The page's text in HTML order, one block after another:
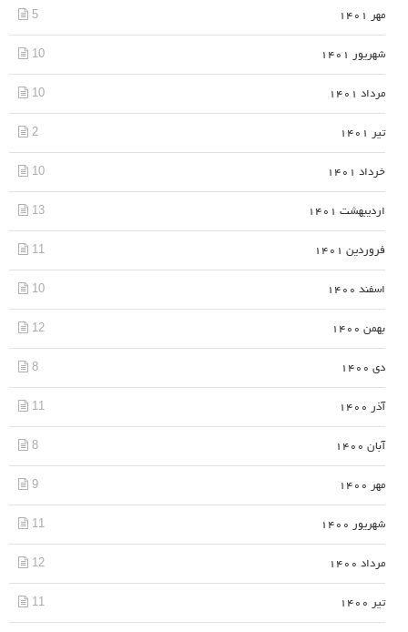
مهر 1401 5
شهریور 1401 10
مرداد 1401 10
تیر 1401 2
خرداد 1401 10
اردیبهشت 1401 13
فروردین 1401 11
اسفند 1400 10
بهمن 1400 12
دی 1400 8
آذر 1400 11
آبان 1400 8
مهر 1400 9
شهریور 1400 11
مرداد 1400 12
تیر 1400 11